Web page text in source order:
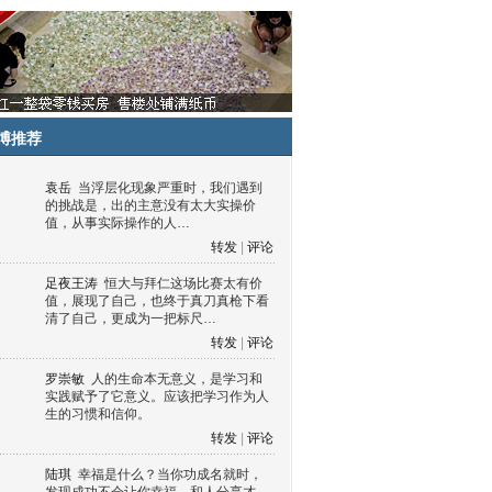
推荐
袁岳 当浮层化现象严重时，我们遇到
的挑战是，出的主意没有太大实操价
值，从事实际操作的人…
转发
评论
足夜王涛 恒大与拜仁这场比赛太有价
值，展现了自己，也终于真刀真枪下看
清了自己，更成为一把标尺…
转发
评论
罗崇敏 人的生命本无意义，是学习和
实践赋予了它意义。应该把学习作为人
生的习惯和信仰。
转发
评论
陆琪 幸福是什么？当你功成名就时，